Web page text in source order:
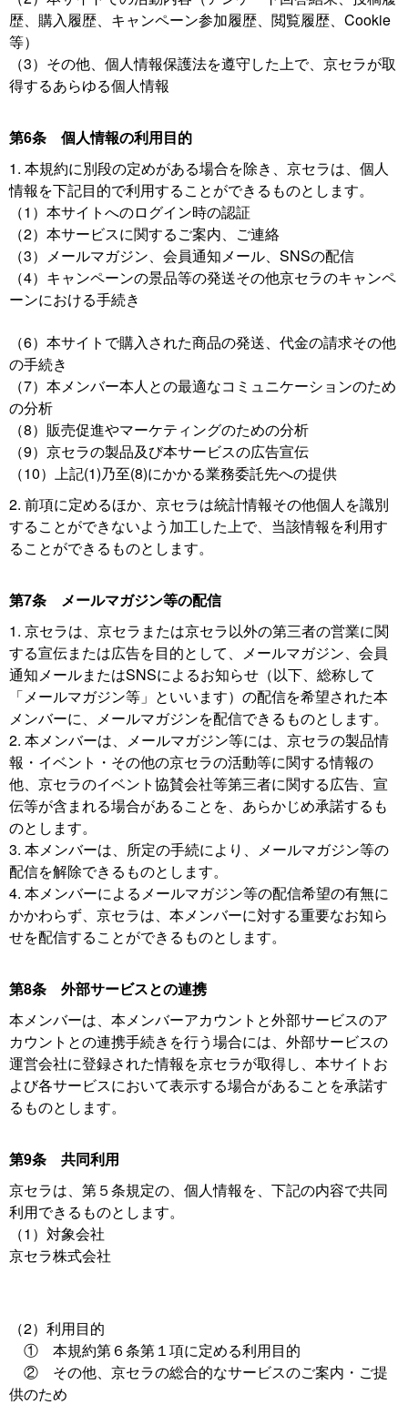
歴、購入履歴、キャンペーン参加履歴、閲覧履歴、Cookie
等）
（3）その他、個人情報保護法を遵守した上で、京セラが取
得するあらゆる個人情報
第6条 個人情報の利用目的
1. 本規約に別段の定めがある場合を除き、京セラは、個人
情報を下記目的で利用することができるものとします。
（1）本サイトへのログイン時の認証
（2）本サービスに関するご案内、ご連絡
（3）メールマガジン、会員通知メール、SNSの配信
（4）キャンペーンの景品等の発送その他京セラのキャンペ
ーンにおける手続き
（6）本サイトで購入された商品の発送、代金の請求その他
の手続き
（7）本メンバー本人との最適なコミュニケーションのため
の分析
（8）販売促進やマーケティングのための分析
（9）京セラの製品及び本サービスの広告宣伝
（10）上記(1)乃至(8)にかかる業務委託先への提供
2. 前項に定めるほか、京セラは統計情報その他個人を識別
することができないよう加工した上で、当該情報を利用す
ることができるものとします。
第7条 メールマガジン等の配信
1. 京セラは、京セラまたは京セラ以外の第三者の営業に関
する宣伝または広告を目的として、メールマガジン、会員
通知メールまたはSNSによるお知らせ（以下、総称して
「メールマガジン等」といいます）の配信を希望された本
メンバーに、メールマガジンを配信できるものとします。
2. 本メンバーは、メールマガジン等には、京セラの製品情
報・イベント・その他の京セラの活動等に関する情報の
他、京セラのイベント協賛会社等第三者に関する広告、宣
伝等が含まれる場合があることを、あらかじめ承諾するも
のとします。
3. 本メンバーは、所定の手続により、メールマガジン等の
配信を解除できるものとします。
4. 本メンバーによるメールマガジン等の配信希望の有無に
かかわらず、京セラは、本メンバーに対する重要なお知ら
せを配信することができるものとします。
第8条 外部サービスとの連携
本メンバーは、本メンバーアカウントと外部サービスのア
カウントとの連携手続きを行う場合には、外部サービスの
運営会社に登録された情報を京セラが取得し、本サイトお
よび各サービスにおいて表示する場合があることを承諾す
るものとします。
第9条 共同利用
京セラは、第５条規定の、個人情報を、下記の内容で共同
利用できるものとします。
（1）対象会社
京セラ株式会社
（2）利用目的
① 本規約第６条第１項に定める利用目的
② その他、京セラの総合的なサービスのご案内・ご提
供のため